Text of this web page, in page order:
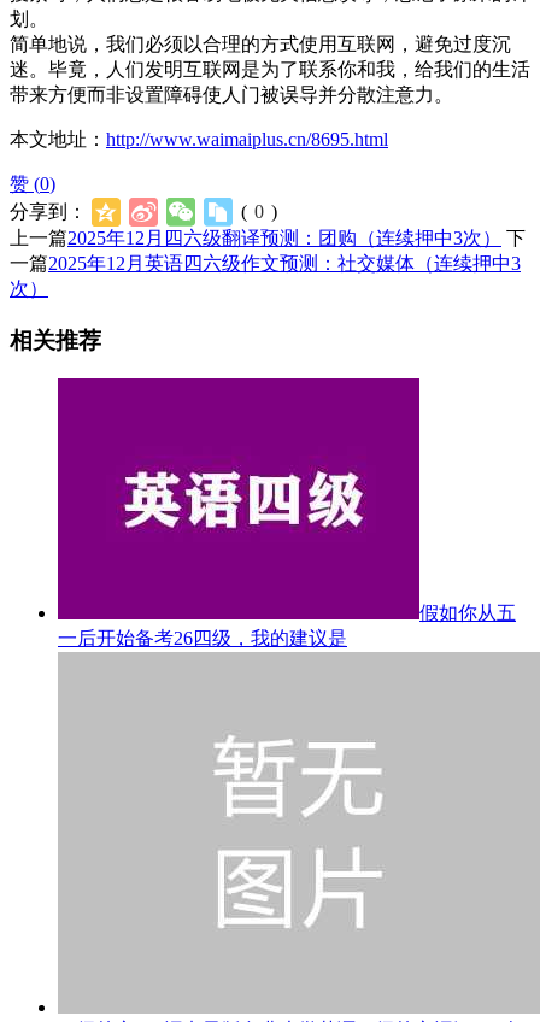
划。
简单地说，我们必须以合理的方式使用互联网，避免过度沉
迷。毕竟，人们发明互联网是为了联系你和我，给我们的生活
带来方便而非设置障碍使人门被误导并分散注意力。
本文地址： http://www.waimaiplus.cn/8695.html
赞 (0)
分享到：
( 0 )
上一篇2025年12月四六级翻译预测：团购（连续押中3次）
下
一篇2025年12月英语四六级作文预测：社交媒体（连续押中3
次）
相关推荐
假如你从五
一后开始备考26四级，我的建议是